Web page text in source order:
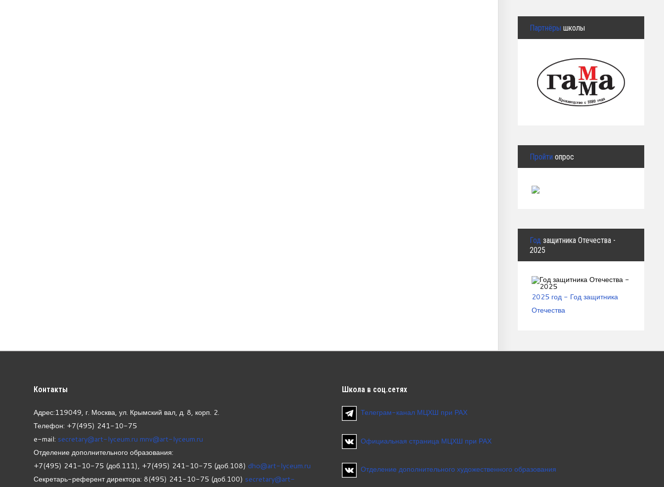
Партнёры школы
Пройти опрос
Год защитника Отечества -
2025
2025 год - Год защитника
Отечества
Контакты
Адрес:119049, г. Москва, ул. Крымский вал, д. 8, корп. 2.
Телефон: +7(495) 241-10-75
e-mail: secretary@art-lyceum.ru mnv@art-lyceum.ru
Отделение дополнительного образования:
+7(495) 241-10-75 (доб.111), +7(495) 241-10-75 (доб.108) dho@art-lyceum.ru
Секретарь-референт директора: 8(495) 241-10-75 (доб.100) secretary@art-
Школа в соц.сетях
Телеграм-канал МЦХШ при РАХ
Официальная страница МЦХШ при РАХ
Отделение дополнительного художественного образования